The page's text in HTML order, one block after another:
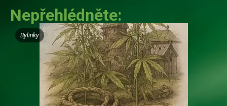
Nepřehlédněte:
Bylinky